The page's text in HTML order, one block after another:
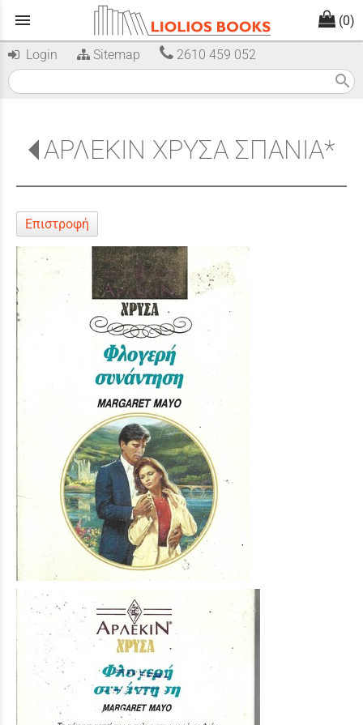
menu (0)
Login Sitemap 2610 459 052
search
ΑΡΛΕΚΙΝ ΧΡΥΣΑ ΣΠΑΝΙΑ*
Επιστροφή